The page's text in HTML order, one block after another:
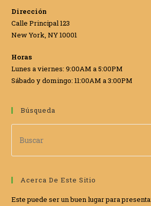
Dirección
Calle Principal 123
New York, NY 10001
Horas
Lunes a viernes: 9:00AM a 5:00PM
Sábado y domingo: 11:00AM a 3:00PM
Búsqueda
Acerca De Este Sitio
Este puede ser un buen lugar para